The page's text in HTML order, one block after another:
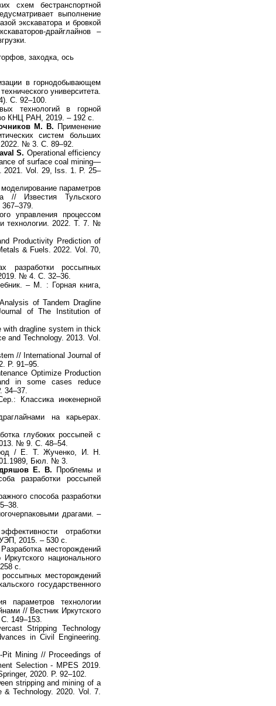
схем бестранспортной
выполнение
экскаватора и бровкой
драйглайнов –
заходка, ось
в горнодобывающем
университета.
С. 92–100.
технологий в горной
КНЦ РАН, 2019. – 192 с.
М. В. Применение
систем больших
№ 3. С. 89–92.
S. Operational efficiency
of surface coal mining—
2021. Vol. 29, Iss. 1. P. 25–
параметров
// Известия Тульского
управления процессом
технологии. 2022. Т. 7. №
Productivity Prediction of
& Fuels. 2022. Vol. 70,
разработки россыпных
№ 4. С. 32–36.
– М. : Горная книга,
of Tandem Dragline
of The Institution of
with dragline system in thick
and Technology. 2013. Vol.
// International Journal of
P. 91–95.
Optimize Production
in some cases reduce
34–37.
Классика инженерной
на карьерах.
глубоких россыпей с
№ 9. С. 48–54.
/ Е. Т. Жученко, И. Н.
Бюл. № 3.
Е. В. Проблемы и
разработки россыпей
способа разработки
драгами. –
отработки
2015. – 530 с.
Разработка месторождений
национального
с.
россыпных месторождений
государственного
параметров технологии
// Вестник Иркутского
149–153.
Stripping Technology
in Civil Engineering.
Pit Mining // Proceedings of
Selection - MPES 2019.
2020. P. 92–102.
stripping and mining of a
Technology. 2020. Vol. 7.